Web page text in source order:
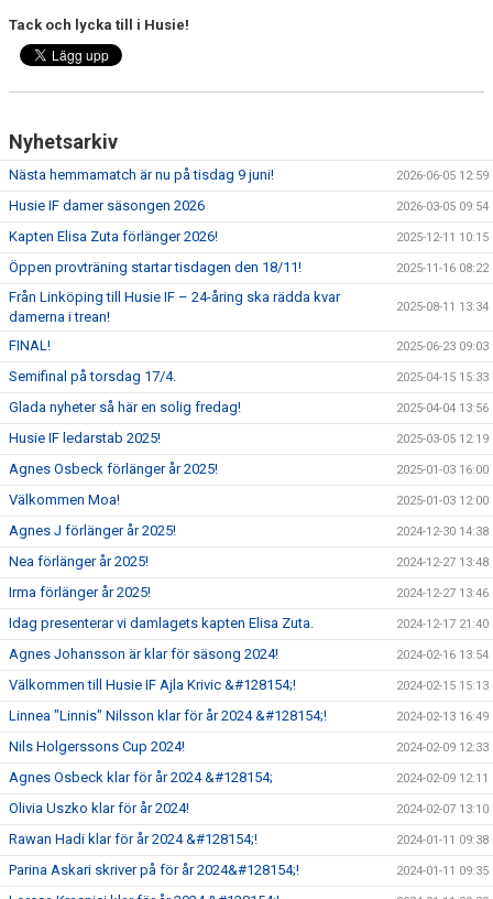
Tack och lycka till i Husie!
Nyhetsarkiv
Nästa hemmamatch är nu på tisdag 9 juni! 2026-06-05 12:59
Husie IF damer säsongen 2026 2026-03-05 09:54
Kapten Elisa Zuta förlänger 2026! 2025-12-11 10:15
Öppen provträning startar tisdagen den 18/11! 2025-11-16 08:22
Från Linköping till Husie IF – 24-åring ska rädda kvar
damerna i trean!
2025-08-11 13:34
FINAL! 2025-06-23 09:03
Semifinal på torsdag 17/4. 2025-04-15 15:33
Glada nyheter så här en solig fredag! 2025-04-04 13:56
Husie IF ledarstab 2025! 2025-03-05 12:19
Agnes Osbeck förlänger år 2025! 2025-01-03 16:00
Välkommen Moa! 2025-01-03 12:00
Agnes J förlänger år 2025! 2024-12-30 14:38
Nea förlänger år 2025! 2024-12-27 13:48
Irma förlänger år 2025! 2024-12-27 13:46
Idag presenterar vi damlagets kapten Elisa Zuta. 2024-12-17 21:40
Agnes Johansson är klar för säsong 2024! 2024-02-16 13:54
Välkommen till Husie IF Ajla Krivic &#128154;! 2024-02-15 15:13
Linnea "Linnis" Nilsson klar för år 2024 &#128154;! 2024-02-13 16:49
Nils Holgerssons Cup 2024! 2024-02-09 12:33
Agnes Osbeck klar för år 2024 &#128154; 2024-02-09 12:11
Olivia Uszko klar för år 2024! 2024-02-07 13:10
Rawan Hadi klar för år 2024 &#128154;! 2024-01-11 09:38
Parina Askari skriver på för år 2024&#128154;! 2024-01-11 09:35